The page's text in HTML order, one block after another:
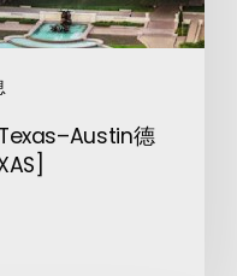
德